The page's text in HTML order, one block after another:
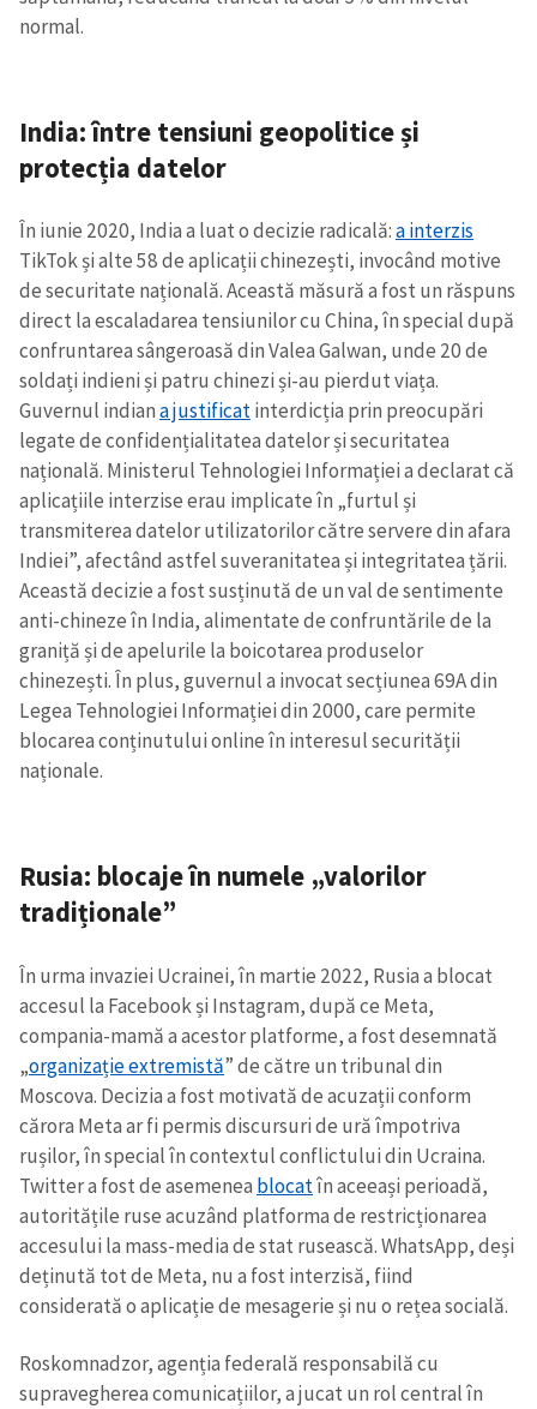
in English
на русском
normal.
India: între tensiuni geopolitice și
protecția datelor
În iunie 2020, India a luat o decizie radicală:a interzis
TikTok și alte 58 de aplicații chinezești, invocând motive
de securitate națională. Această măsură a fost un răspuns
direct la escaladarea tensiunilor cu China, în special după
confruntarea sângeroasă din Valea Galwan, unde 20 de
soldați indieni și patru chinezi și-au pierdut viața.
Guvernul indiana justificatinterdicția prin preocupări
legate de confidențialitatea datelor și securitatea
națională. Ministerul Tehnologiei Informației a declarat că
aplicațiile interzise erau implicate în „furtul și
transmiterea datelor utilizatorilor către servere din afara
Indiei”, afectând astfel suveranitatea și integritatea țării.
Această decizie a fost susținută de un val de sentimente
anti-chineze în India, alimentate de confruntările de la
graniță și de apelurile la boicotarea produselor
chinezești. În plus, guvernul a invocat secțiunea 69A din
Legea Tehnologiei Informației din 2000, care permite
blocarea conținutului online în interesul securității
naționale.
Rusia: blocaje în numele „valorilor
tradiționale”
În urma invaziei Ucrainei, în martie 2022, Rusia a blocat
accesul la Facebook și Instagram, după ce Meta,
compania-mamă a acestor platforme, a fost desemnată
„organizație extremistă” de către un tribunal din
Moscova. Decizia a fost motivată de acuzații conform
cărora Meta ar fi permis discursuri de ură împotriva
rușilor, în special în contextul conflictului din Ucraina.
Twitter a fost de asemenea blocatîn aceeași perioadă,
autoritățile ruse acuzând platforma de restricționarea
accesului la mass-media de stat rusească. WhatsApp, deși
deținută tot de Meta, nu a fost interzisă, fiind
considerată o aplicație de mesagerie și nu o rețea socială.
Roskomnadzor, agenția federală responsabilă cu
supravegherea comunicațiilor, a jucat un rol central în